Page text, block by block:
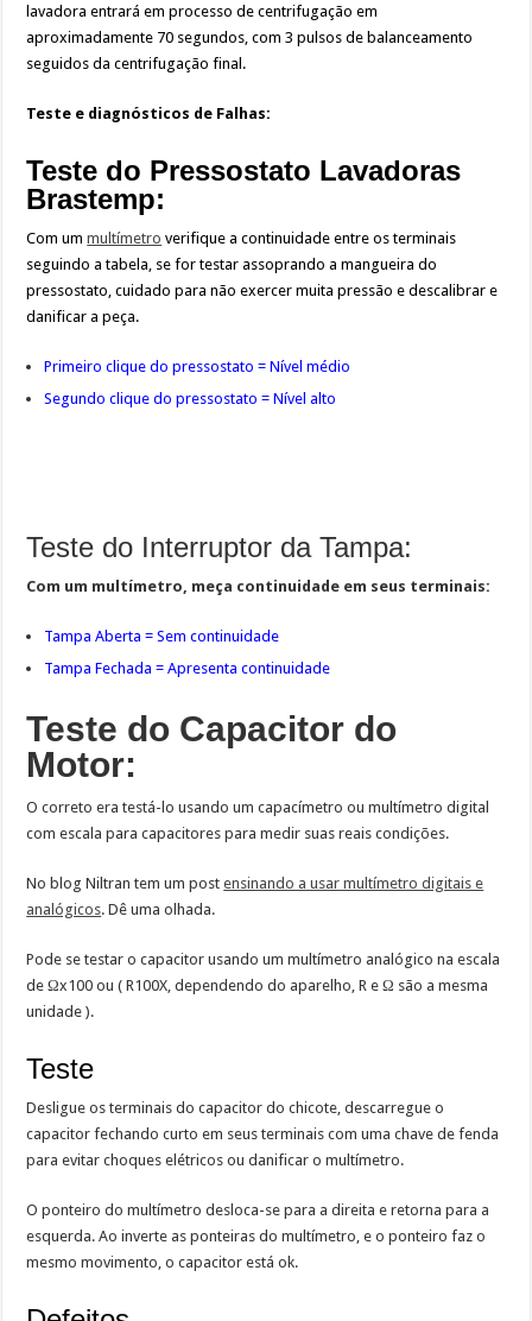
lavadora entrará em processo de centrifugação em
aproximadamente 70 segundos, com 3 pulsos de balanceamento
seguidos da centrifugação final.
Teste e diagnósticos de Falhas:
Teste do Pressostato Lavadoras
Brastemp:
Com ummultímetro verifique a continuidade entre os terminais
seguindo a tabela, se for testar assoprando a mangueira do
pressostato, cuidado para não exercer muita pressão e descalibrar e
danificar a peça.
Primeiro clique do pressostato = Nível médio
Segundo clique do pressostato = Nível alto
Teste do Interruptor da Tampa:
Com um multímetro, meça continuidade em seus terminais:
Tampa Aberta = Sem continuidade
Tampa Fechada = Apresenta continuidade
Teste do Capacitor do
Motor:
O correto era testá-lo usando um capacímetro ou multímetro digital
com escala para capacitores para medir suas reais condições.
No blog Niltran tem um postensinando a usar multímetro digitais e
analógicos. Dê uma olhada.
Pode se testar o capacitor usando um multímetro analógico na escala
de Ωx100 ou ( R100X, dependendo do aparelho, R e Ω são a mesma
unidade ).
Teste
Desligue os terminais do capacitor do chicote, descarregue o
capacitor fechando curto em seus terminais com uma chave de fenda
para evitar choques elétricos ou danificar o multímetro.
O ponteiro do multímetro desloca-se para a direita e retorna para a
esquerda. Ao inverte as ponteiras do multímetro, e o ponteiro faz o
mesmo movimento, o capacitor está ok.